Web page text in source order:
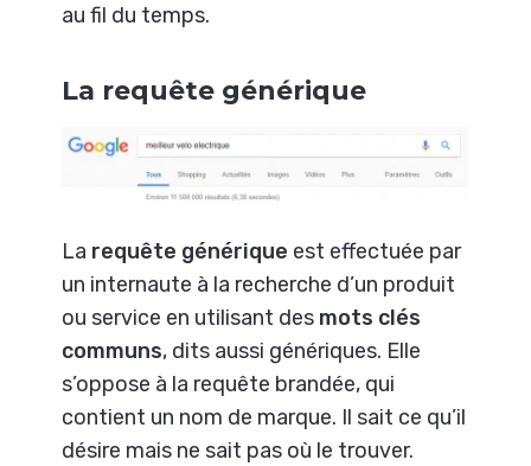
au fil du temps.
La requête générique
La requête générique est effectuée par
un internaute à la recherche d’un produit
ou service en utilisant des mots clés
communs, dits aussi génériques. Elle
s’oppose à la requête brandée, qui
contient un nom de marque. Il sait ce qu’il
désire mais ne sait pas où le trouver.